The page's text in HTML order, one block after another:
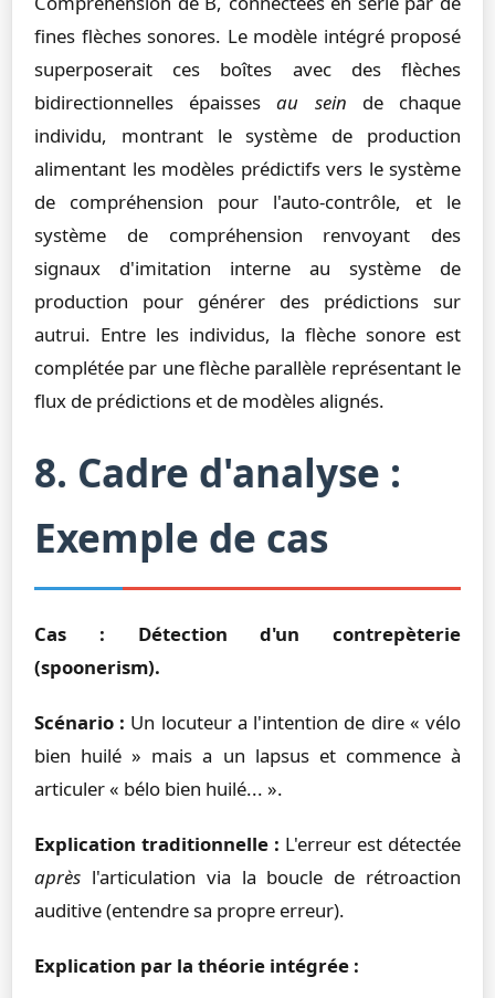
fines flèches sonores. Le modèle intégré proposé
superposerait ces boîtes avec des flèches
bidirectionnelles épaissesau sein de chaque
individu, montrant le système de production
alimentant les modèles prédictifs vers le système
de compréhension pour l'auto-contrôle, et le
système de compréhension renvoyant des
signaux d'imitation interne au système de
production pour générer des prédictions sur
autrui. Entre les individus, la flèche sonore est
complétée par une flèche parallèle représentant le
flux de prédictions et de modèles alignés.
8. Cadre d'analyse :
Exemple de cas
Cas : Détection d'un contrepèterie
(spoonerism).
Scénario : Un locuteur a l'intention de dire « vélo
bien huilé » mais a un lapsus et commence à
articuler « bélo bien huilé... ».
Explication traditionnelle : L'erreur est détectée
après l'articulation via la boucle de rétroaction
auditive (entendre sa propre erreur).
Explication par la théorie intégrée :